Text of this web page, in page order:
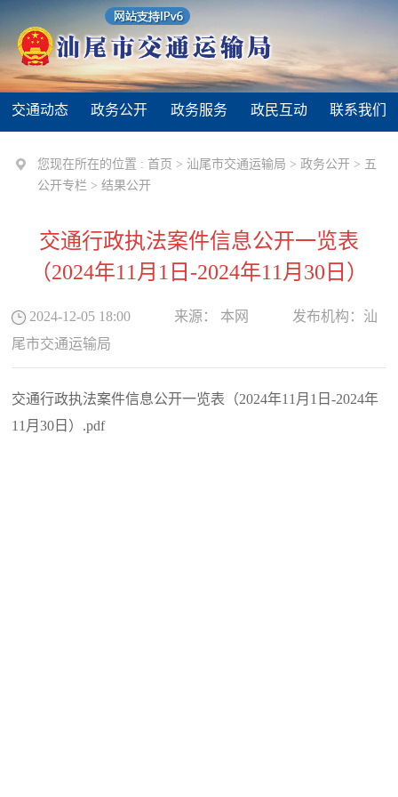
交通动态 政务公开 政务服务 政民互动 联系我们
您现在所在的位置 : 首页 > 汕尾市交通运输局 >政务公开 > 五
公开专栏 >结果公开
交通行政执法案件信息公开一览表
（2024年11月1日-2024年11月30日）
2024-12-05 18:00 来源： 本网 发布机构： 汕
尾市交通运输局
交通行政执法案件信息公开一览表（2024年11月1日-2024年
11月30日）.pdf